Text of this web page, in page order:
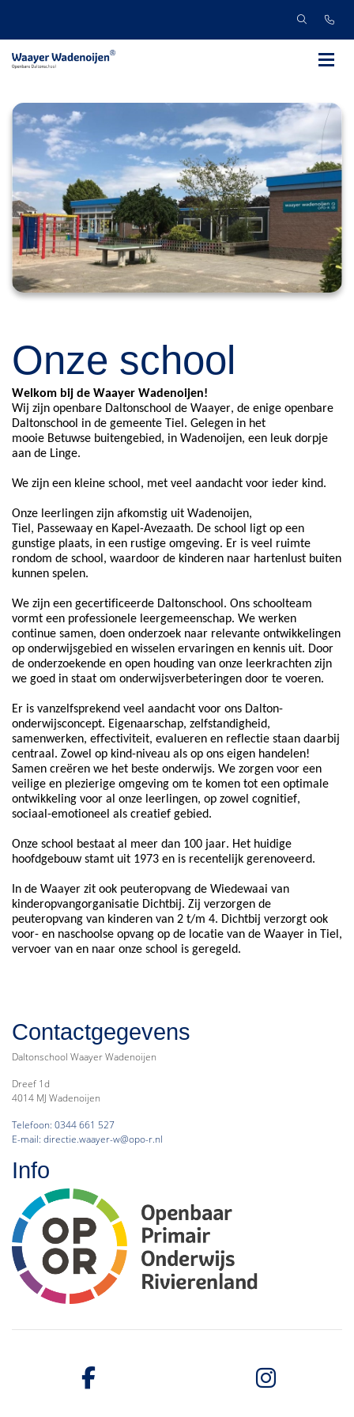
Onze school
Welkom bij de Waayer Wadenoijen!
Wij zijn openbare Daltonschool de Waayer, de enige openbare
Daltonschool in de gemeente Tiel. Gelegen in het
mooie Betuwse buitengebied, in Wadenoijen, een leuk dorpje
aan de Linge.
We zijn een kleine school, met veel aandacht voor ieder kind.
Onze leerlingen zijn afkomstig uit Wadenoijen,
Tiel, Passewaay en Kapel-Avezaath. De school ligt op een
gunstige plaats, in een rustige omgeving. Er is veel ruimte
rondom de school, waardoor de kinderen naar hartenlust buiten
kunnen spelen.
We zijn een gecertificeerde Daltonschool. Ons schoolteam
vormt een professionele leergemeenschap. We werken
continue samen, doen onderzoek naar relevante ontwikkelingen
op onderwijsgebied en wisselen ervaringen en kennis uit. Door
de onderzoekende en open houding van onze leerkrachten zijn
we goed in staat om onderwijsverbeteringen door te voeren.
Er is vanzelfsprekend veel aandacht voor ons Dalton-
onderwijsconcept. Eigenaarschap, zelfstandigheid,
samenwerken, effectiviteit, evalueren en reflectie staan daarbij
centraal. Zowel op kind-niveau als op ons eigen handelen!
Samen creëren we het beste onderwijs. We zorgen voor een
veilige en plezierige omgeving om te komen tot een optimale
ontwikkeling voor al onze leerlingen, op zowel cognitief,
sociaal-emotioneel als creatief gebied.
Onze school bestaat al meer dan 100 jaar. Het huidige
hoofdgebouw stamt uit 1973 en is recentelijk gerenoveerd.
In de Waayer zit ook peuteropvang de Wiedewaai van
kinderopvangorganisatie Dichtbij. Zij verzorgen de
peuteropvang van kinderen van 2 t/m 4. Dichtbij verzorgt ook
voor- en naschoolse opvang op de locatie van de Waayer in Tiel,
vervoer van en naar onze school is geregeld.
Contactgegevens
Daltonschool Waayer Wadenoijen
Dreef 1d
4014 MJ Wadenoijen
Telefoon: 0344 661 527
E-mail: directie.waayer-w@opo-r.nl
Info